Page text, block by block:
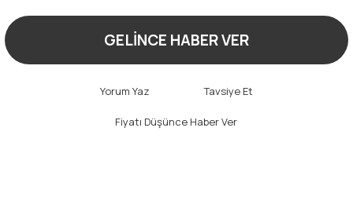
GELİNCE HABER VER
Yorum Yaz Tavsiye Et
Fiyatı Düşünce Haber Ver